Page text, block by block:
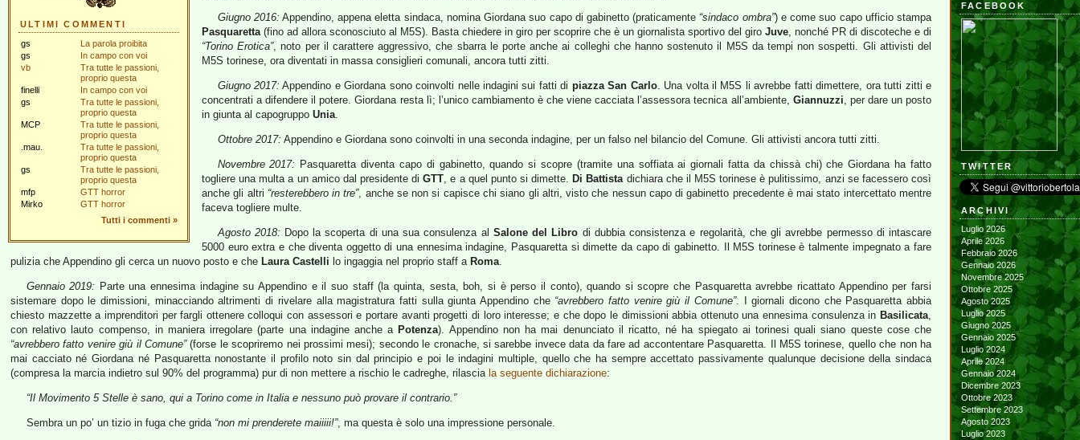
ULTIMI COMMENTI
gs
La parola proibita
gs
In campo con voi
vb
Tra tutte le passioni,
proprio questa
finelli
In campo con voi
gs
Tra tutte le passioni,
proprio questa
MCP
Tra tutte le passioni,
proprio questa
.mau.
Tra tutte le passioni,
proprio questa
gs
Tra tutte le passioni,
proprio questa
mfp
GTT horror
Mirko
GTT horror
Tutti i commenti »
Giugno 2016: Appendino, appena eletta sindaca, nomina Giordana suo capo di gabinetto (praticamente “sindaco ombra”) e come suo capo ufficio stampa
Pasquaretta(fino ad allora sconosciuto al M5S). Basta chiedere in giro per scoprire che è un giornalista sportivo del giro Juve, nonché PR di discoteche e di
“Torino Erotica”, noto per il carattere aggressivo, che sbarra le porte anche ai colleghi che hanno sostenuto il M5S da tempi non sospetti. Gli attivisti del
M5S torinese, ora diventati in massa consiglieri comunali, ancora tutti zitti.
Giugno 2017: Appendino e Giordana sono coinvolti nelle indagini sui fatti di piazza San Carlo. Una volta il M5S li avrebbe fatti dimettere, ora tutti zitti e
concentrati a difendere il potere. Giordana resta lì; l’unico cambiamento è che viene cacciata l’assessora tecnica all’ambiente, Giannuzzi, per dare un posto
in giunta al capogruppo Unia.
Ottobre 2017: Appendino e Giordana sono coinvolti in una seconda indagine, per un falso nel bilancio del Comune. Gli attivisti ancora tutti zitti.
Novembre 2017: Pasquaretta diventa capo di gabinetto, quando si scopre (tramite una soffiata ai giornali fatta da chissà chi) che Giordana ha fatto
togliere una multa a un amico dal presidente diGTT, e a quel punto si dimette. Di Battistadichiara che il M5S torinese è pulitissimo, anzi se facessero così
anche gli altri “resterebbero in tre”, anche se non si capisce chi siano gli altri, visto che nessun capo di gabinetto precedente è mai stato intercettato mentre
faceva togliere multe.
Agosto 2018: Dopo la scoperta di una sua consulenza al Salone del Libro di dubbia consistenza e regolarità, che gli avrebbe permesso di intascare
5000 euro extra e che diventa oggetto di una ennesima indagine, Pasquaretta si dimette da capo di gabinetto. Il M5S torinese è talmente impegnato a fare
pulizia che Appendino gli cerca un nuovo posto e che Laura Castelli lo ingaggia nel proprio staff a Roma.
Gennaio 2019: Parte una ennesima indagine su Appendino e il suo staff (la quinta, sesta, boh, si è perso il conto), quando si scopre che Pasquaretta avrebbe ricattato Appendino per farsi
sistemare dopo le dimissioni, minacciando altrimenti di rivelare alla magistratura fatti sulla giunta Appendino che “avrebbero fatto venire giù il Comune”. I giornali dicono che Pasquaretta abbia
chiesto mazzette a imprenditori per fargli ottenere colloqui con assessori e portare avanti progetti di loro interesse; e che dopo le dimissioni abbia ottenuto una ennesima consulenza in Basilicata,
con relativo lauto compenso, in maniera irregolare (parte una indagine anche a Potenza). Appendino non ha mai denunciato il ricatto, né ha spiegato ai torinesi quali siano queste cose che
“avrebbero fatto venire giù il Comune”(forse le scopriremo nei prossimi mesi); secondo le cronache, si sarebbe invece data da fare ad accontentare Pasquaretta. Il M5S torinese, quello che non ha
mai cacciato né Giordana né Pasquaretta nonostante il profilo noto sin dal principio e poi le indagini multiple, quello che ha sempre accettato passivamente qualunque decisione della sindaca
(compresa la marcia indietro sul 90% del programma) pur di non mettere a rischio le cadreghe, rilascia la seguente dichiarazione:
“Il Movimento 5 Stelle è sano, qui a Torino come in Italia e nessuno può provare il contrario.”
Sembra un po’ un tizio in fuga che grida “non mi prenderete maiiiii!”, ma questa è solo una impressione personale.
FACEBOOK
TWITTER
ARCHIVI
Luglio 2026
Aprile 2026
Febbraio 2026
Gennaio 2026
Novembre 2025
Ottobre 2025
Agosto 2025
Luglio 2025
Giugno 2025
Gennaio 2025
Luglio 2024
Aprile 2024
Gennaio 2024
Dicembre 2023
Ottobre 2023
Settembre 2023
Agosto 2023
Luglio 2023